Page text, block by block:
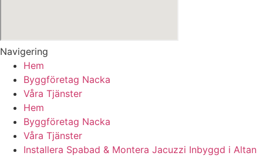
Navigering
Hem
Byggföretag Nacka
Våra Tjänster
Hem
Byggföretag Nacka
Våra Tjänster
Installera Spabad & Montera Jacuzzi Inbyggd i Altan